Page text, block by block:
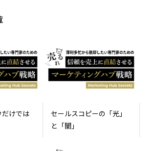
けでは
セールスコピーの「光」
と「闇」